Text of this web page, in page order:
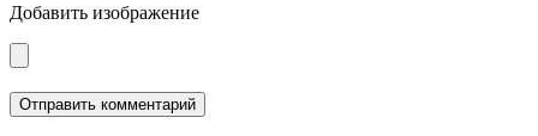
Добавить изображение